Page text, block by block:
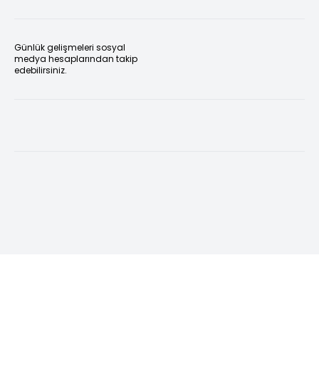
Günlük gelişmeleri sosyal
medya hesaplarından takip
edebilirsiniz.